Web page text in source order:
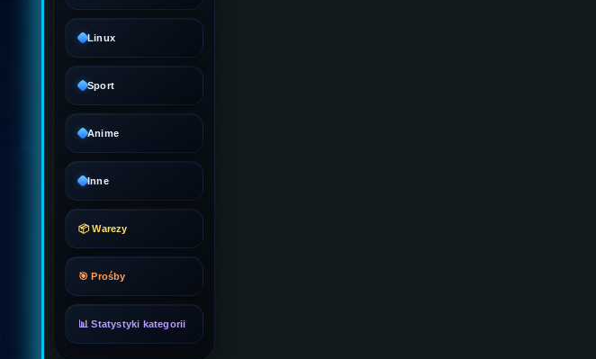
Linux
Sport
Anime
Inne
📦 Warezy
🎯 Prośby
📊 Statystyki kategorii